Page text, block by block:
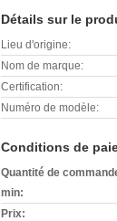
Détails sur le
Lieu d'origine:
Nom de marque:
Certification:
Numéro de modèle:
Conditions de
Quantité de
min:
Prix: